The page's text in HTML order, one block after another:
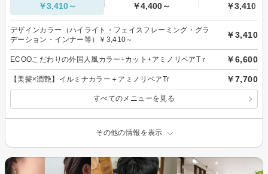
￥3,410～ ￥4,400～ ￥3,410～
デザインカラー（ハイライト・フェイスフレーミング・グラ
デーション・インナー等）￥3,410～
￥3,410
ECOOこだわりの外国人風カラー+カット+アミノリペアTｒ ￥6,600
【美髪×潤艶】イルミナカラー＋アミノリペアTr ￥7,700
すべてのメニューを見る
その他の情報を表示